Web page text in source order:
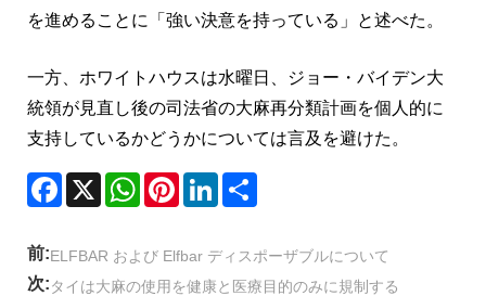
を進めることに「強い決意を持っている」と述べた。
一方、ホワイトハウスは水曜日、ジョー・バイデン大
統領が見直し後の司法省の大麻再分類計画を個人的に
支持しているかどうかについては言及を避けた。
Facebook
X WhatsAppPinterestLinkedIn
前:ELFBAR および Elfbar ディスポーザブルについて
次:タイは大麻の使用を健康と医療目的のみに規制する